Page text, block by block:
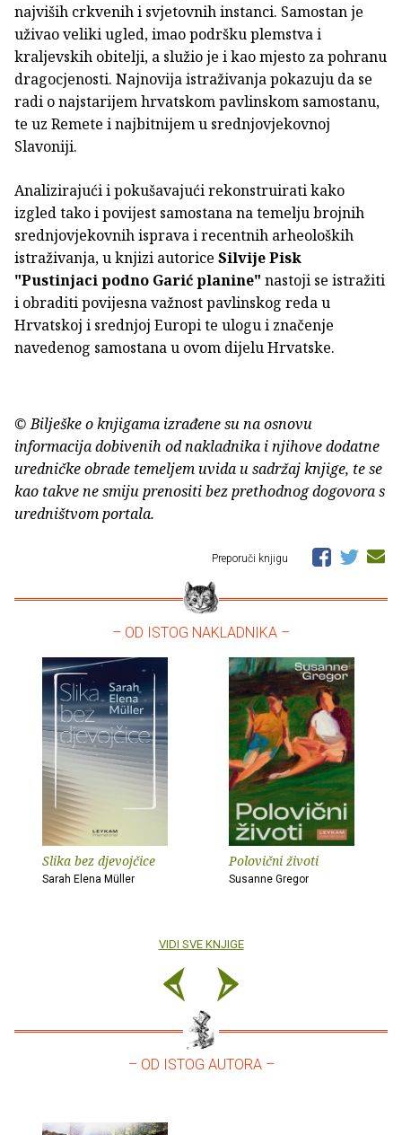
najviših crkvenih i svjetovnih instanci. Samostan je
uživao veliki ugled, imao podršku plemstva i
kraljevskih obitelji, a služio je i kao mjesto za pohranu
dragocjenosti. Najnovija istraživanja pokazuju da se
radi o najstarijem hrvatskom pavlinskom samostanu,
te uz Remete i najbitnijem u srednjovjekovnoj
Slavoniji.
Analizirajući i pokušavajući rekonstruirati kako
izgled tako i povijest samostana na temelju brojnih
srednjovjekovnih isprava i recentnih arheoloških
istraživanja, u knjizi autorice Silvije Pisk
"Pustinjaci podno Garić planine" nastoji se istražiti
i obraditi povijesna važnost pavlinskog reda u
Hrvatskoj i srednjoj Europi te ulogu i značenje
navedenog samostana u ovom dijelu Hrvatske.
© Bilješke o knjigama izrađene su na osnovu
informacija dobivenih od nakladnika i njihove dodatne
uredničke obrade temeljem uvida u sadržaj knjige, te se
kao takve ne smiju prenositi bez prethodnog dogovora s
uredništvom portala.
Preporuči knjigu
– OD ISTOG NAKLADNIKA –
Slika bez djevojčice
Sarah Elena Müller
Polovični životi
Susanne Gregor
VIDI SVE KNJIGE
– OD ISTOG AUTORA –